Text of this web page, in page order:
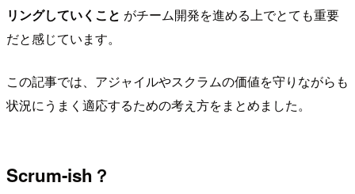
リングしていくこと がチーム開発を進める上でとても重要
だと感じています。
この記事では、アジャイルやスクラムの価値を守りながらも
状況にうまく適応するための考え方をまとめました。
Scrum-ish？